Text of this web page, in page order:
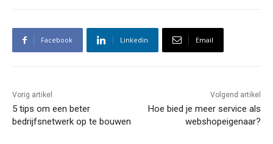
Facebook Linkedin Email
Vorig artikel
5 tips om een beter
bedrijfsnetwerk op te bouwen
Volgend artikel
Hoe bied je meer service als
webshopeigenaar?